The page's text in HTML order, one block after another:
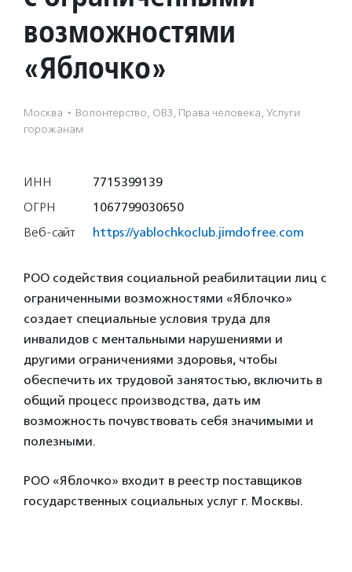
возможностями
«Яблочко»
Москва · Волонтерство, ОВЗ, Права человека, Услуги
горожанам
ИНН
7715399139
ОГРН
1067799030650
Веб-сайт
https://yablochkoclub.jimdofree.com
РОО содействия социальной реабилитации лиц с
ограниченными возможностями «Яблочко»
создает специальные условия труда для
инвалидов с ментальными нарушениями и
другими ограничениями здоровья, чтобы
обеспечить их трудовой занятостью, включить в
общий процесс производства, дать им
возможность почувствовать себя значимыми и
полезными.
РОО «Яблочко» входит в реестр поставщиков
государственных социальных услуг г. Москвы.